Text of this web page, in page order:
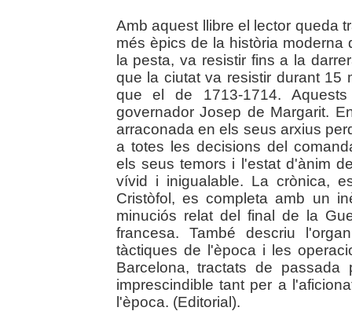
Amb aquest llibre el lector queda
més èpics de la història moderna
la pesta, va resistir fins a la
que la ciutat va resistir durant 15
que el de 1713-1714.
governador Josep de Margarit.
arraconada en els seus arxius
a totes les decisions del
els seus temors i l'estat d'ànim
vívid i inigualable. La crònica,
Cristòfol, es completa amb un
minuciós relat del final de la
francesa. També descriu
tàctiques de l'època i les
Barcelona, tractats de
imprescindible tant per a
l'època. (Editorial).